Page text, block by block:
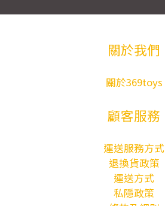
關於我們
關於369toys
顧客服務
運送服務方式
退換貨政策
運送方式
私隱政策